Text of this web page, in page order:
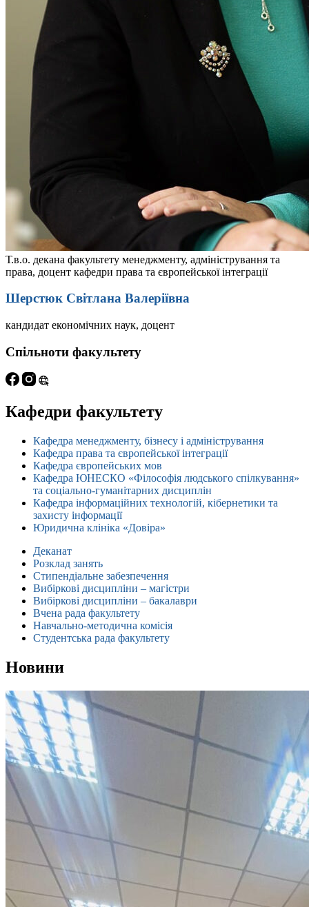
Т.в.о. декана факультету менеджменту, адміністрування та
права, доцент кафедри права та європейської інтеграції
Шерстюк Світлана Валеріївна
кандидат економічних наук, доцент
Спільноти факультету
Кафедри факультету
Кафедра менеджменту, бізнесу і адміністрування
Кафедра права та європейської інтеграції
Кафедра європейських мов
Кафедра ЮНЕСКО «Філософія людського спілкування»
та соціально-гуманітарних дисциплін
Кафедра інформаційних технологій, кібернетики та
захисту інформації
Юридична клініка «Довіра»
Деканат
Розклад занять
Стипендіальне забезпечення
Вибіркові дисципліни – магістри
Вибіркові дисципліни – бакалаври
Вчена рада факультету
Навчально-методична комісія
Студентська рада факультету
Новини